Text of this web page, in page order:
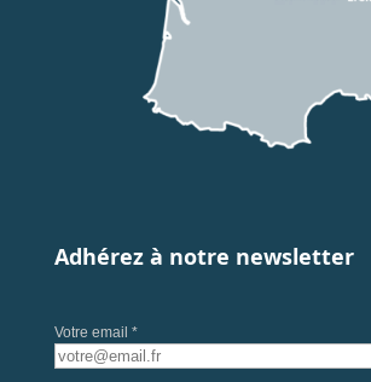
Adhérez à notre newsletter
Votre email *